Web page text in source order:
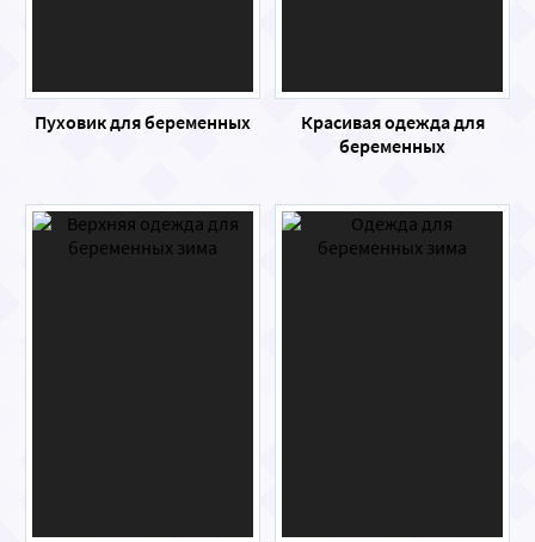
Пуховик для беременных
Красивая одежда для
беременных